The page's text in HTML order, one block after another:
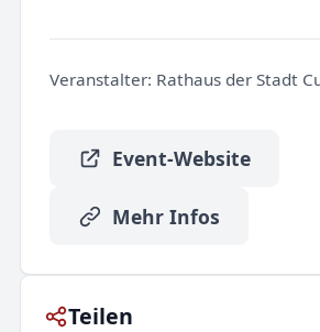
Veranstalter: Rathaus der Stadt
Event-Website
Mehr Infos
Teilen